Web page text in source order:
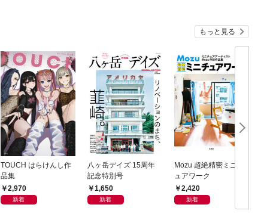
もっと見る
TOUCH はらけんし作
品集
2,970
新着
八ヶ岳デイズ 15周年
記念特別号
1,650
新着
Mozu 超絶精密ミニチ
ュアワーク
2,420
新着